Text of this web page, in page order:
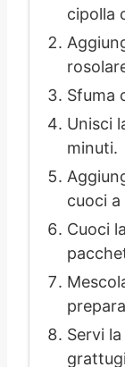
cipolla
Sfuma
Unisci
minuti.
cuoci
Cuoci
Servi